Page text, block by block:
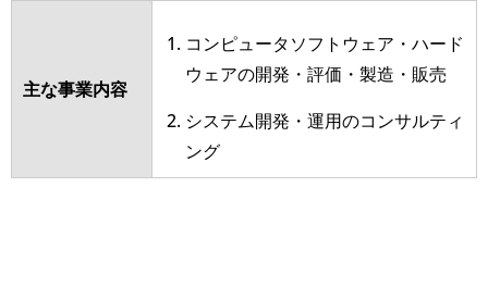
主な事業内容
コンピュータソフトウェア・ハード
ウェアの開発・評価・製造・販売
システム開発・運⽤のコンサルティ
ング